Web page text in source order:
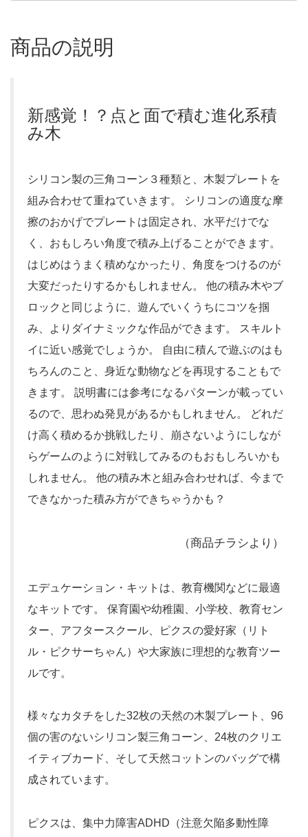
商品の説明
新感覚！？点と面で積む進化系積
み木
シリコン製の三角コーン３種類と、木製プレートを
組み合わせて重ねていきます。 シリコンの適度な摩
擦のおかげでプレートは固定され、水平だけでな
く、おもしろい角度で積み上げることができます。
はじめはうまく積めなかったり、角度をつけるのが
大変だったりするかもしれません。 他の積み木やブ
ロックと同じように、遊んでいくうちにコツを掴
み、よりダイナミックな作品ができます。 スキルト
イに近い感覚でしょうか。 自由に積んで遊ぶのはも
ちろんのこと、身近な動物などを再現することもで
きます。 説明書には参考になるパターンが載ってい
るので、思わぬ発見があるかもしれません。 どれだ
け高く積めるか挑戦したり、崩さないようにしなが
らゲームのように対戦してみるのもおもしろいかも
しれません。 他の積み木と組み合わせれば、今まで
できなかった積み方ができちゃうかも？
（商品チラシより）
エデュケーション・キットは、教育機関などに最適
なキットです。 保育園や幼稚園、小学校、教育セン
ター、アフタースクール、ピクスの愛好家（リト
ル・ピクサーちゃん）や大家族に理想的な教育ツー
ルです。
様々なカタチをした32枚の天然の木製プレート、96
個の害のないシリコン製三角コーン、24枚のクリエ
イティブカード、そして天然コットンのバッグで構
成されています。
ピクスは、集中力障害ADHD（注意欠陥多動性障